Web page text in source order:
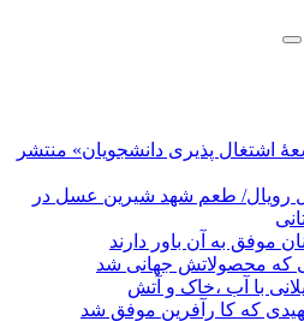
اشتغال پذیری دانشجویان» منتشر
ژل رویال/ طعم شهد شیرین عسل‌ در
موفق به آن باور دارند
که محصولاتش جهانی شد
با آب ،خاک و آتش
که کا رآفرین موفق شد